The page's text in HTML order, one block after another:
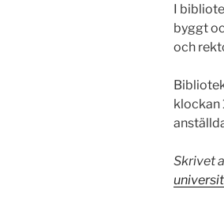
I
byggt
och
klockan
Skrivet